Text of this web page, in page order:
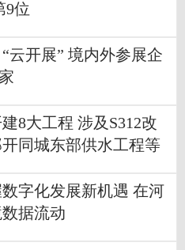
9位
云开展” 境内外参展企
8大工程 涉及S312改
同城东部供水工程等
字化发展新机遇 在河
据流动